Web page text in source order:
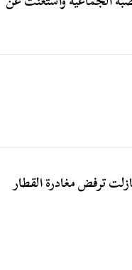
ترفض مغادرة القطار